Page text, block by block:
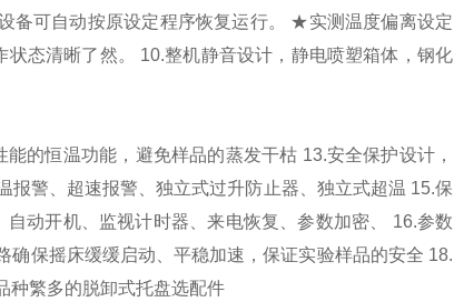
备可自动按原设定程序恢复运行。 ★实测温度偏离设定
状态清晰了然。 10.整机静音设计，静电喷塑箱体，钢化
能的恒温功能，避免样品的蒸发干枯 13.安全保护设计，
报警、超速报警、独立式过升防止器、独立式超温 15.保
动开机、监视计时器、来电恢复、参数加密、 16.参数
确保摇床缓缓启动、平稳加速，保证实验样品的安全 18.
种繁多的脱卸式托盘选配件